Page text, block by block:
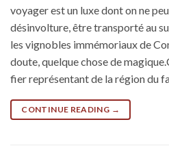
voyager est un luxe dont on ne
désinvolture, être transporté au
les vignobles immémoriaux de
doute, quelque chose de
fier représentant de la région du
CONTINUE READING →